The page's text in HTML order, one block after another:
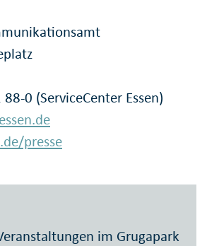
0 (ServiceCenter Essen)
presse
im Grugapark